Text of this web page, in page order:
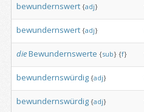
bewundernswert {adj}
bewundernswert {adj}
dieBewundernswerte {sub} {f}
bewundernswürdig {adj}
bewundernswürdig {adj}